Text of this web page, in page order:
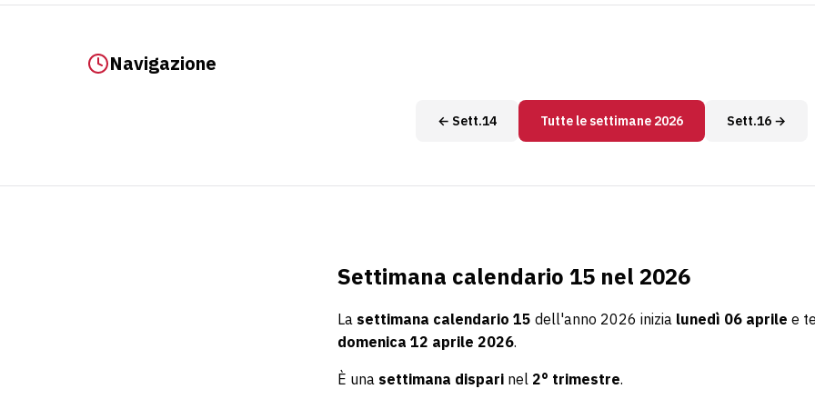
Navigazione
← Sett.14 Tutte le settimane 2026 Sett.16 →
Settimana calendario 15 nel 2026
La settimana calendario 15 dell'anno 2026 inizia lunedì 06 aprile e
domenica 12 aprile 2026.
È una settimana dispari nel 2° trimestre.